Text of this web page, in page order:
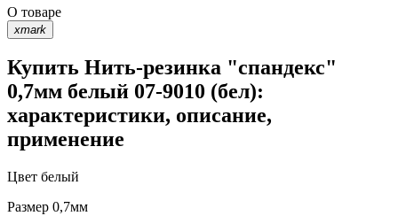
О товаре
xmark
Купить Нить-резинка "спандекс"
0,7мм белый 07-9010 (бел):
характеристики, описание,
применение
Цвет белый
Размер 0,7мм